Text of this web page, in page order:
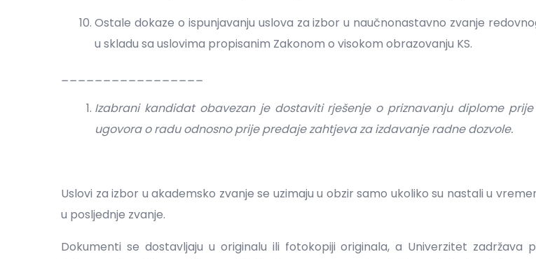
Ostale dokaze o ispunjavanju uslova za izbor u naučnonastavno zvanje
u skladu sa uslovima propisanim Zakonom o visokom obrazovanju KS.
_________________
Izabrani kandidat obavezan je dostaviti rješenje o priznavanju diplome prije
ugovora o radu odnosno prije predaje zahtjeva za izdavanje radne dozvole.
Uslovi za izbor u akademsko zvanje se uzimaju u obzir samo ukoliko su nastali u
u posljednje zvanje.
Dokumenti se dostavljaju u originalu ili fotokopiji originala, a Univerzitet zadržava